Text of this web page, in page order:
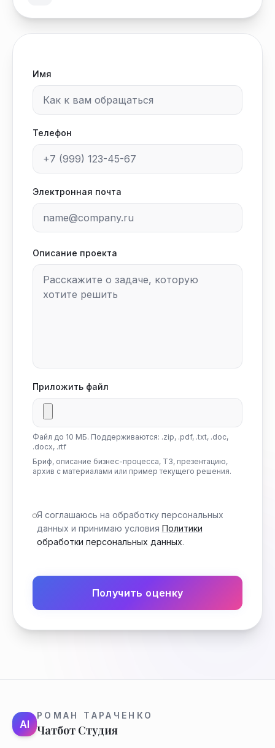
Имя
Телефон
Электронная почта
Описание проекта
Приложить файл
Файл до 10 МБ. Поддерживаются: .zip, .pdf, .txt, .doc,
.docx, .rtf
Бриф, описание бизнес-процесса, ТЗ, презентацию,
архив с материалами или пример текущего решения.
Я соглашаюсь на обработку персональных
данных и принимаю условия Политики
обработки персональных данных.
Получить оценку
AI
РОМАН ТАРАЧЕНКО
Чатбот Студия